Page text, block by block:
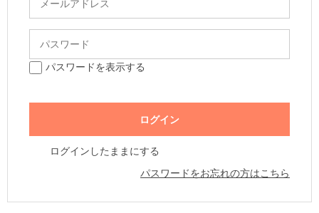
パスワードを表示する
ログインしたままにする
パスワードをお忘れの方はこちら